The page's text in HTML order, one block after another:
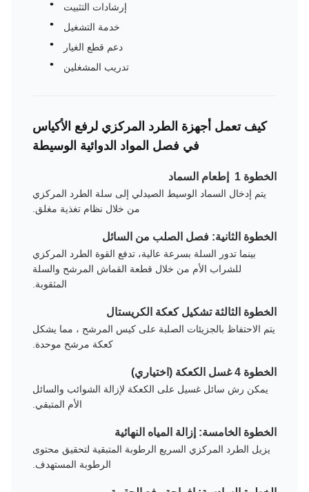
إرشادات التثبيت
خدمة التشغيل
دعم قطع الغيار
تدريب المشغلين
كيف تعمل أجهزة الطرد المركزي لرفع الأكياس
في فصل المواد الدوائية الوسيطة
الخطوة 1 ‬ إطعام السماد
يتم إدخال السماد الوسيط الصيدلي إلى سلة الطرد المركزي
من خلال نظام تغذية مغلق.
الخطوة الثانية: فصل الصلب من السائل
بينما تدور السلة بسرعة عالية، تدفع القوة الطرد المركزي
للشراب الأم من خلال قطعة القماش المرشح والسلة
المثقوبة.
الخطوة الثالثة تشكيل كعكة الكريستال
يتم الاحتفاظ بالجزيئات الصلبة على كيس المرشح ، مما يشكل
كعكة مرشح موحدة.
الخطوة 4 غسل الكعكة (اختياري)
يمكن رش سائل غسيل على الكعكة لإزالة الشوائب والسائل
الأم المتبقي.
الخطوة الخامسة: إزالة المياه النهائية
يزيل الطرد المركزي السريع الرطوبة المتبقية لتحقيق محتوى
الرطوبة المستهدف.